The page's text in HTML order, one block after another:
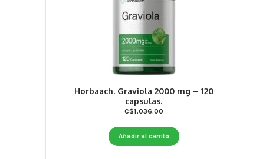
Horbaach. Graviola 2000 mg – 120
capsulas.
C$1,036.00
Añadir al carrito